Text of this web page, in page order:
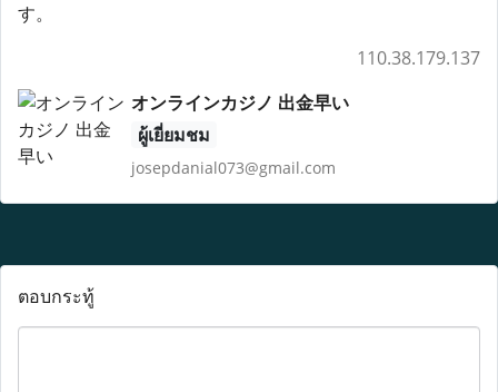
す。
110.38.179.137
オンラインカジノ 出金早い
ผู้เยี่ยมชม
josepdanial073@gmail.com
ตอบกระทู้